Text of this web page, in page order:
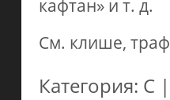
кафтан» и т. д.
См. клише,
Категория: С